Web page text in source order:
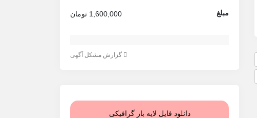
مبلغ 1,600,000 تومان
گزارش مشکل آگهی
دانلود فایل لایه باز گرافیکی